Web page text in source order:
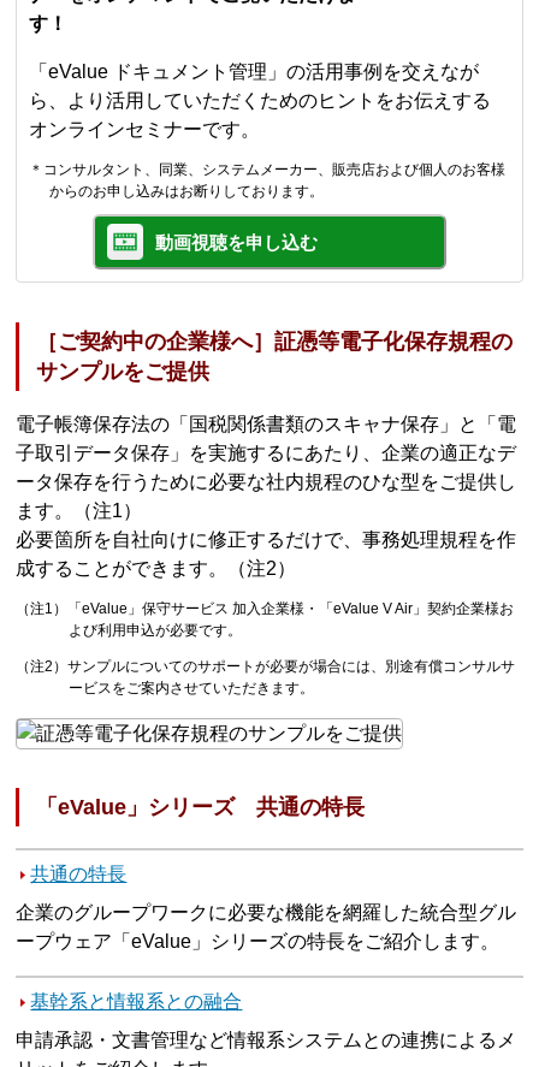
す！
「eValue ドキュメント管理」の活用事例を交えなが
ら、より活用していただくためのヒントをお伝えする
オンラインセミナーです。
＊コンサルタント、同業、システムメーカー、販売店および個人のお客様
からのお申し込みはお断りしております。
動画視聴を申し込む
［ご契約中の企業様へ］証憑等電子化保存規程の
サンプルをご提供
電子帳簿保存法の「国税関係書類のスキャナ保存」と「電
子取引データ保存」を実施するにあたり、企業の適正なデ
ータ保存を行うために必要な社内規程のひな型をご提供し
ます。（注1）
必要箇所を自社向けに修正するだけで、事務処理規程を作
成することができます。（注2）
（注1）「eValue」保守サービス 加入企業様・「eValue V Air」契約企業様お
よび利用申込が必要です。
（注2）サンプルについてのサポートが必要が場合には、別途有償コンサルサ
ービスをご案内させていただきます。
「eValue」シリーズ 共通の特長
共通の特長
企業のグループワークに必要な機能を網羅した統合型グル
ープウェア「eValue」シリーズの特長をご紹介します。
基幹系と情報系との融合
申請承認・文書管理など情報系システムとの連携によるメ